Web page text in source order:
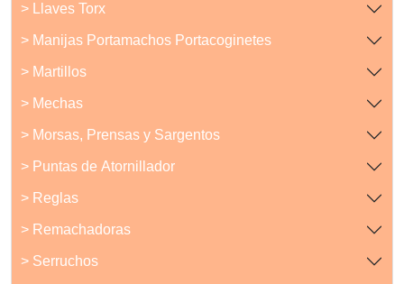
> Llaves Torx
> Manijas Portamachos Portacoginetes
> Martillos
> Mechas
> Morsas, Prensas y Sargentos
> Puntas de Atornillador
> Reglas
> Remachadoras
> Serruchos